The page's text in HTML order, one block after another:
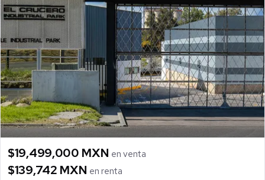
$19,499,000 MXN en venta
$139,742 MXN en renta